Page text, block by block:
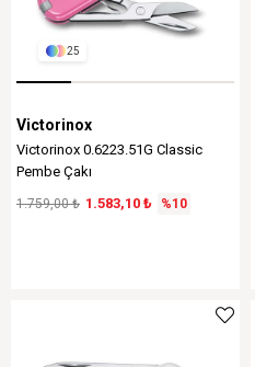
25
Victorinox
Victorinox 0.6223.51G Classic
Pembe Çakı
1.583,10 ₺
1.759,00 ₺ %10